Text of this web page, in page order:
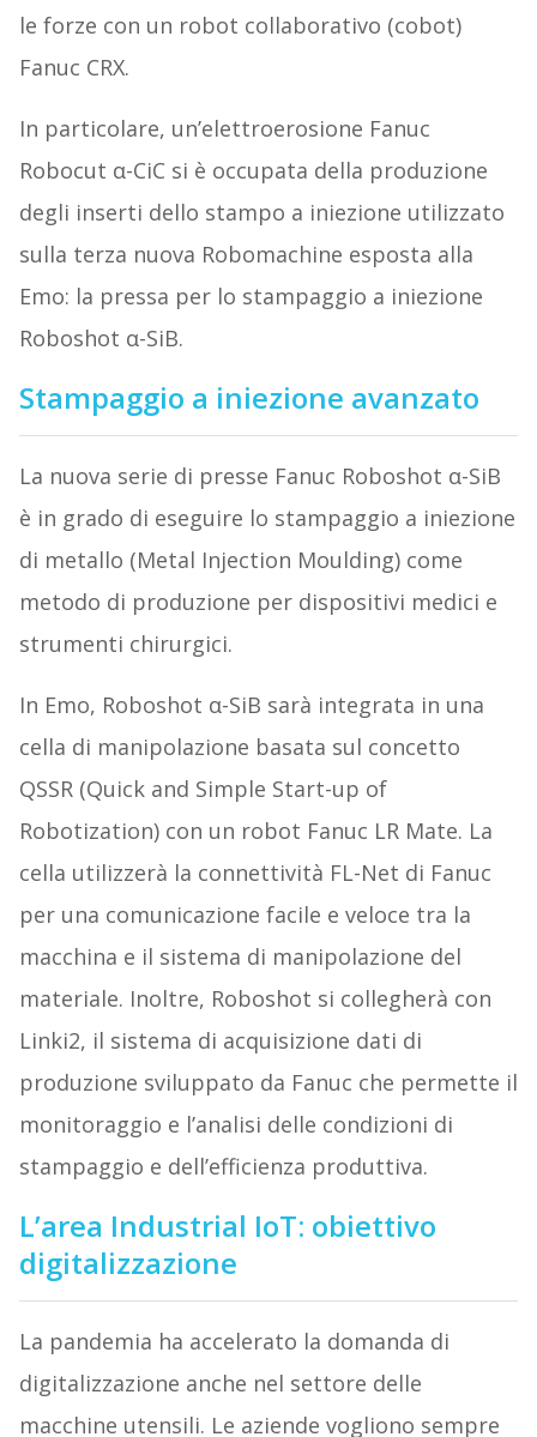
le forze con un robot collaborativo (cobot)
Fanuc CRX.
In particolare, un’elettroerosione Fanuc
Robocut α-CiC si è occupata della produzione
degli inserti dello stampo a iniezione utilizzato
sulla terza nuova Robomachine esposta alla
Emo: la pressa per lo stampaggio a iniezione
Roboshot α-SiB.
Stampaggio a iniezione avanzato
La nuova serie di presse Fanuc Roboshot α-SiB
è in grado di eseguire lo stampaggio a iniezione
di metallo (Metal Injection Moulding) come
metodo di produzione per dispositivi medici e
strumenti chirurgici.
In Emo, Roboshot α-SiB sarà integrata in una
cella di manipolazione basata sul concetto
QSSR (Quick and Simple Start-up of
Robotization) con un robot Fanuc LR Mate. La
cella utilizzerà la connettività FL-Net di Fanuc
per una comunicazione facile e veloce tra la
macchina e il sistema di manipolazione del
materiale. Inoltre, Roboshot si collegherà con
Linki2, il sistema di acquisizione dati di
produzione sviluppato da Fanuc che permette il
monitoraggio e l’analisi delle condizioni di
stampaggio e dell’efficienza produttiva.
L’area Industrial IoT: obiettivo
digitalizzazione
La pandemia ha accelerato la domanda di
digitalizzazione anche nel settore delle
macchine utensili. Le aziende vogliono sempre